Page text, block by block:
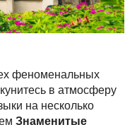
феноменальных
в атмосферу
на несколько
Знаменитые